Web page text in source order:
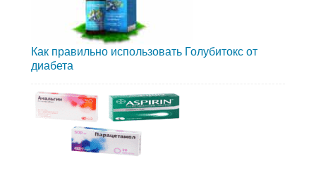
Как правильно использовать Голубитокс от
диабета